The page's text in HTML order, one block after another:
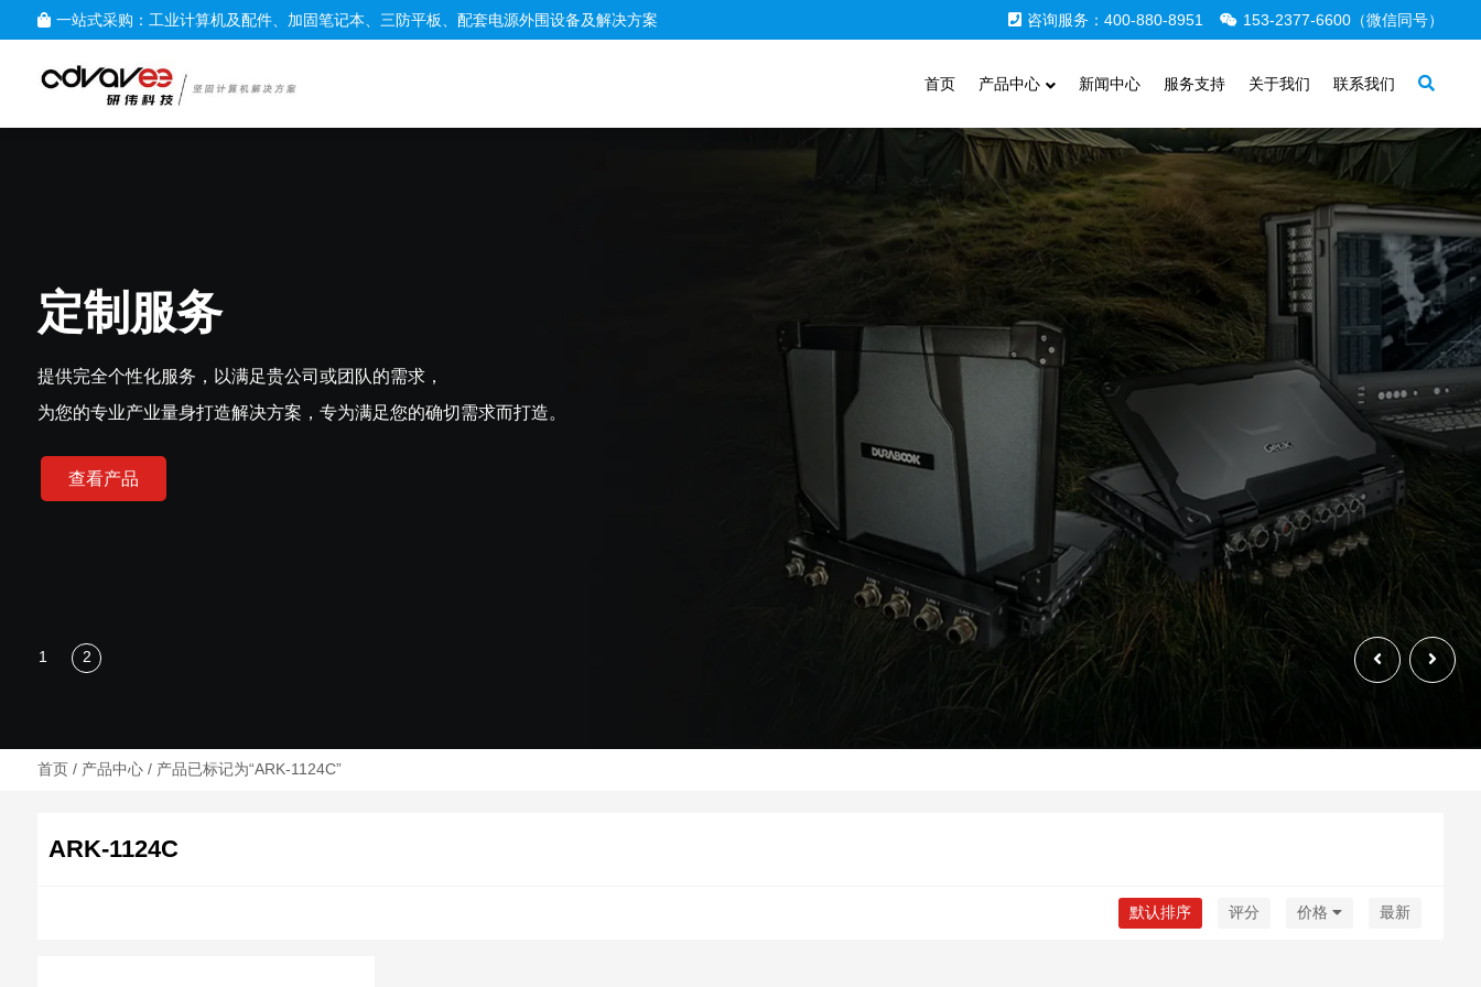
一站式采购：工业计算机及配件、加固笔记本、三防平板、配套电源外围设备及解决方案 咨询服务：400-880-8951 153-2377-6600（微信同号）
首页 产品中心 新闻中心 服务支持 关于我们 联系我们
定制服务
提供完全个性化服务，以满足贵公司或团队的需求，
为您的专业产业量身打造解决方案，专为满足您的确切需求而打造。
查看产品
首页/ 产品中心/ 产品已标记为“ARK-1124C”
ARK-1124C
默认排序 评分 价格 最新